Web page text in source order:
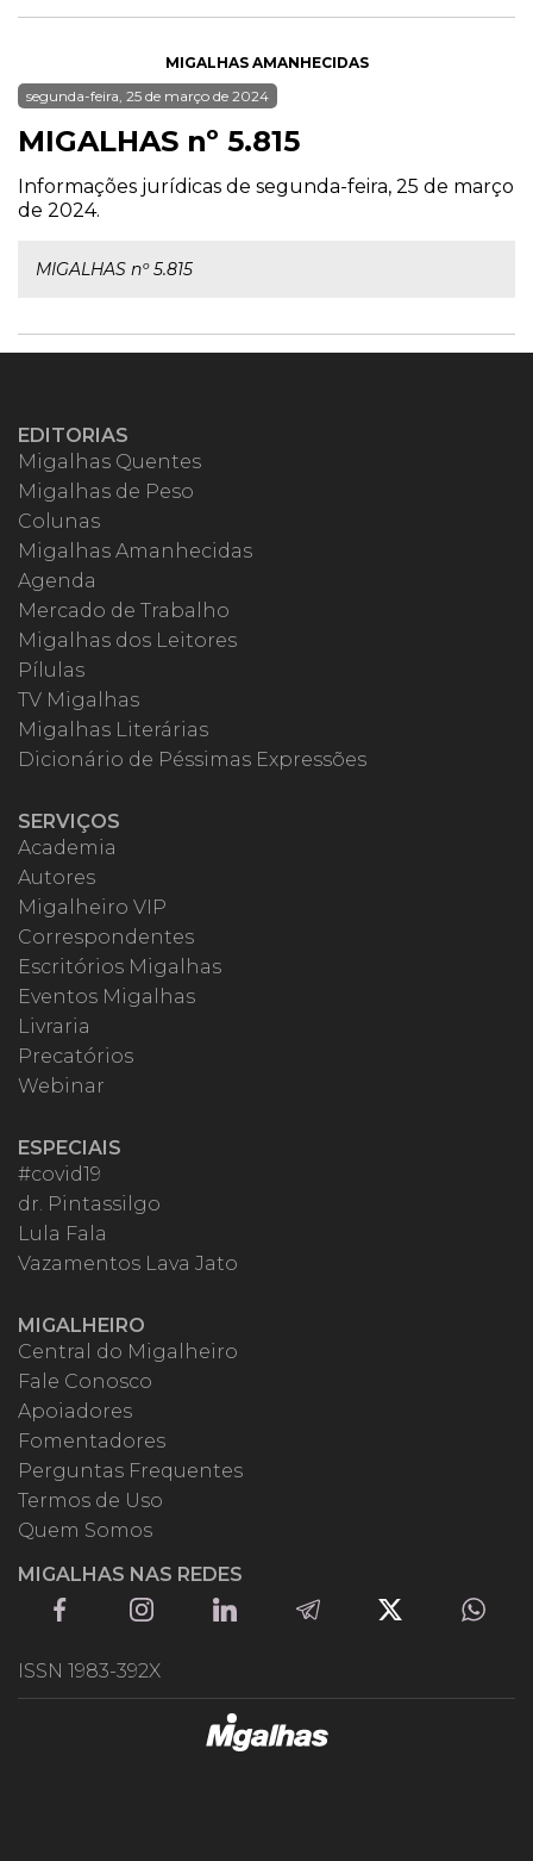
MIGALHAS AMANHECIDAS
segunda-feira, 25 de março de 2024
MIGALHAS nº 5.815
Informações jurídicas de segunda-feira, 25 de março
de 2024.
MIGALHAS nº 5.815
EDITORIAS
Migalhas Quentes
Migalhas de Peso
Colunas
Migalhas Amanhecidas
Agenda
Mercado de Trabalho
Migalhas dos Leitores
Pílulas
TV Migalhas
Migalhas Literárias
Dicionário de Péssimas Expressões
SERVIÇOS
Academia
Autores
Migalheiro VIP
Correspondentes
Escritórios Migalhas
Eventos Migalhas
Livraria
Precatórios
Webinar
ESPECIAIS
#covid19
dr. Pintassilgo
Lula Fala
Vazamentos Lava Jato
MIGALHEIRO
Central do Migalheiro
Fale Conosco
Apoiadores
Fomentadores
Perguntas Frequentes
Termos de Uso
Quem Somos
MIGALHAS NAS REDES
ISSN 1983-392X